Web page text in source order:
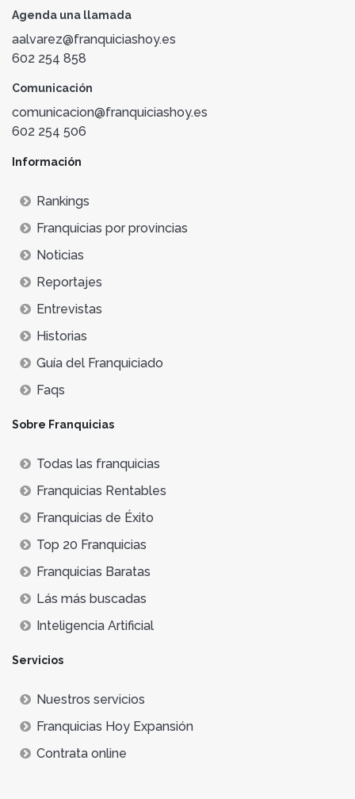
Agenda una llamada
aalvarez@franquiciashoy.es
602 254 858
Comunicación
comunicacion@franquiciashoy.es
602 254 506
Información
Rankings
Franquicias por provincias
Noticias
Reportajes
Entrevistas
Historias
Guía del Franquiciado
Faqs
Sobre Franquicias
Todas las franquicias
Franquicias Rentables
Franquicias de Éxito
Top 20 Franquicias
Franquicias Baratas
Lás más buscadas
Inteligencia Artificial
Servicios
Nuestros servicios
Franquicias Hoy Expansión
Contrata online